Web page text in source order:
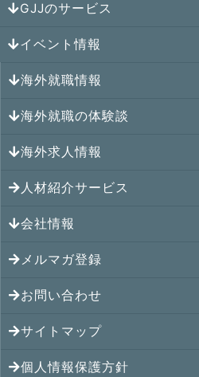
GJJのサービス
海外就職カウンセリング
はじめての海外就職セミナー
キャリアパスポートAI
GJJキャリア伴走プログラム
GJJキャリアコミュニティ
イベント情報
参加受付中のイベント
過去のイベント一覧
海外就職情報
アメリカの就職情報
カナダの就職情報
メキシコの就職情報
ヨーロッパの就職情報
オセアニアの就職情報
シンガポールの就職情報
マレーシアの就職情報
タイの就職情報
海外就職の体験談
海外就職その後の体験談
シンガポール就職の体験談
マレーシア就職の体験談
タイ就職の体験談
ベトナム就職の体験談
インドネシア就職の体験談
インド就職の体験談
海外求人情報
シンガポールの求人
マレーシアの求人
タイの求人
ベトナムの求人
インドネシアの求人
インドの求人
人材紹介サービス
会社情報
アクセス
メンバー紹介
提携先
コンサルタント
メルマガ登録
お問い合わせ
サイトマップ
個人情報保護方針